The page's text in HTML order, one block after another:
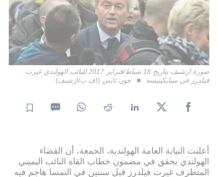
صورة ارشيف بتاريخ 18 شباط/فبراير 2017 للنائب الهولندي غيرت
فيلدرز في سبايكينيسه
جون ثايس (اف ب/ارشيف)
أعلنت النيابة العامة الهولندية، الجمعة، أن القضاء
الهولندي يحقق في مضمون خطاب القاه النائب اليميني
المتطرف غيرت فيلدرز قبل سنتين في النمسا هاجم فيه